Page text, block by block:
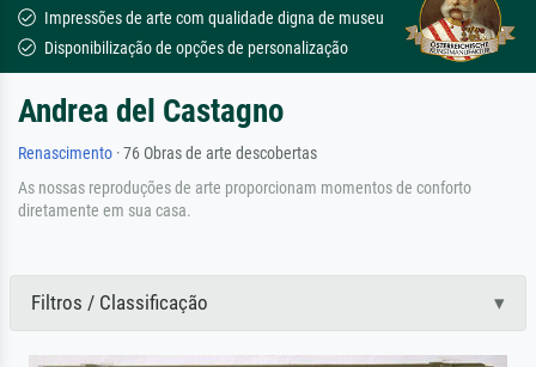
Impressões de arte com qualidade digna de museu
Disponibilização de opções de personalização
Andrea del Castagno
Renascimento · 76 Obras de arte descobertas
As nossas reproduções de arte proporcionam momentos de conforto
diretamente em sua casa.
Filtros / Classificação